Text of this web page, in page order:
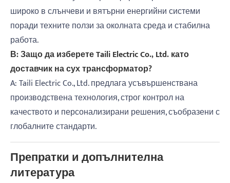
широко в слънчеви и вятърни енергийни системи
поради техните ползи за околната среда и стабилна
работа.
В: Защо да изберете Taili Electric Co., Ltd. като
доставчик на сух трансформатор?
A: Taili Electric Co., Ltd. предлага усъвършенствана
производствена технология, строг контрол на
качеството и персонализирани решения, съобразени с
глобалните стандарти.
Препратки и допълнителна
литература